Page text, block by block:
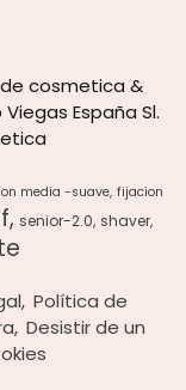
cosmetica &
España Sl.
media -suave fijacion
senior-2.0 shaver
Política de
Desistir de un